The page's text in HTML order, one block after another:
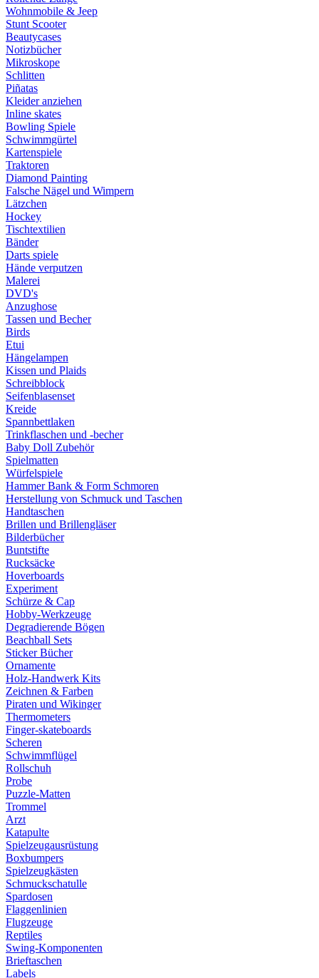
Wohnmobile & Jeep
Stunt Scooter
Beautycases
Notizbücher
Mikroskope
Schlitten
Piñatas
Kleider anziehen
Inline skates
Bowling Spiele
Schwimmgürtel
Kartenspiele
Traktoren
Diamond Painting
Falsche Nägel und Wimpern
Lätzchen
Hockey
Tischtextilien
Bänder
Darts spiele
Hände verputzen
Malerei
DVD's
Anzughose
Tassen und Becher
Birds
Etui
Hängelampen
Kissen und Plaids
Schreibblock
Seifenblasenset
Kreide
Spannbettlaken
Trinkflaschen und -becher
Baby Doll Zubehör
Spielmatten
Würfelspiele
Hammer Bank & Form Schmoren
Herstellung von Schmuck und Taschen
Handtaschen
Brillen und Brillengläser
Bilderbücher
Buntstifte
Rucksäcke
Hoverboards
Experiment
Schürze & Cap
Hobby-Werkzeuge
Degradierende Bögen
Beachball Sets
Sticker Bücher
Ornamente
Holz-Handwerk Kits
Zeichnen & Farben
Piraten und Wikinger
Thermometers
Finger-skateboards
Scheren
Schwimmflügel
Rollschuh
Probe
Puzzle-Matten
Trommel
Arzt
Katapulte
Spielzeugausrüstung
Boxbumpers
Spielzeugkästen
Schmuckschatulle
Spardosen
Flaggenlinien
Flugzeuge
Reptiles
Swing-Komponenten
Brieftaschen
Labels